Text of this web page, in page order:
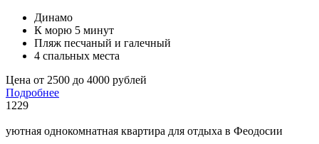
Динамо
К морю 5 минут
Пляж песчаный и галечный
4 спальных места
Цена от 2500 до 4000 рублей
Подробнее
1229
уютная однокомнатная квартира для отдыха в Феодосии